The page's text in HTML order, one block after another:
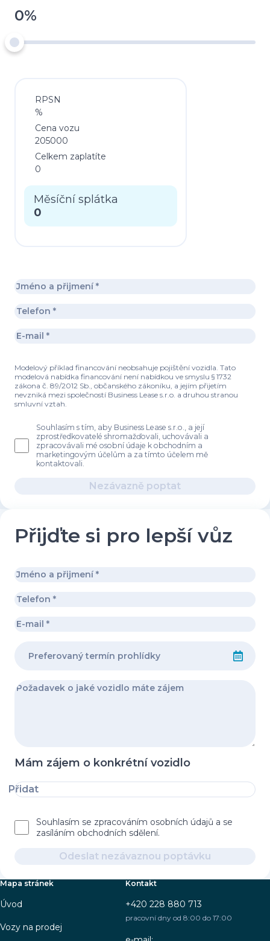
0%
RPSN
%
Cena vozu
205000
Celkem zaplatíte
0
Měsíční splátka
0
Modelový příklad financování neobsahuje pojištění vozidla. Tato
modelová nabídka financování není nabídkou ve smyslu § 1732
zákona č. 89/2012 Sb., občanského zákoníku, a jejím přijetím
nevzniká mezi společností Business Lease s.r.o. a druhou stranou
smluvní vztah.
Souhlasím s tím, aby Business Lease s.r.o., a její
zprostředkovatelé shromažďovali, uchovávali a
zpracovávali mé osobní údaje k obchodním a
marketingovým účelům a za tímto účelem mě
kontaktovali.
Nezávazně poptat
Přijďte si pro lepší vůz
Mám zájem o konkrétní vozidlo
Přidat
Souhlasím se zpracováním osobních údajů a se
zasíláním obchodních sdělení.
Odeslat nezávaznou poptávku
Mapa stránek
Úvod
Vozy na prodej
Kontakt
+420 228 880 713
pracovní dny od 8:00 do 17:00